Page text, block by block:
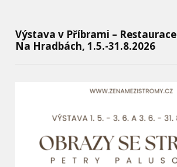
Výstava v Příbrami – Restaurace
Na Hradbách, 1.5.-31.8.2026